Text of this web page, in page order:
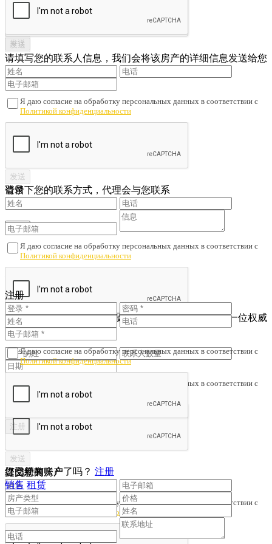
请填写您的联系人信息，我们会将该房产的详细信息发送给您
Я даю согласие на обработку персональных данных в соответствии с
Политикой конфиденциальности
请留下您的联系方式，代理会与您联系
Я даю согласие на обработку персональных данных в соответствии с
Политикой конфиденциальности
登录
注册
Я даю согласие на обработку персональных данных в соответствии с
Политикой конфиденциальности
您已经有账户了吗？ 注册
查看已注册的联系人
为了避免财产诈骗与劣质服务，我们会核对您是否与一位权威
人士签订了协议。
Я даю согласие на обработку персональных данных в соответствии с
Политикой конфиденциальности
提交您的房产
销售 租赁
订阅新闻
Я даю согласие на обработку персональных данных в соответствии с
Политикой конфиденциальности